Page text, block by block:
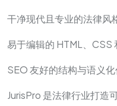
干净现代且专业的法律风
易于编辑的 HTML、CSS
SEO 友好的结构与语义
JurisPro 是法律行业打造